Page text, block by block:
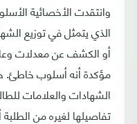
وانتقدت الأخصائية
الذي يتمثل في توزيع
أو الكشف عن معدلات
مؤكدة أنه أسلوب خاطئ.
الشهادات والعلامات
تفاصيلها لغيره من